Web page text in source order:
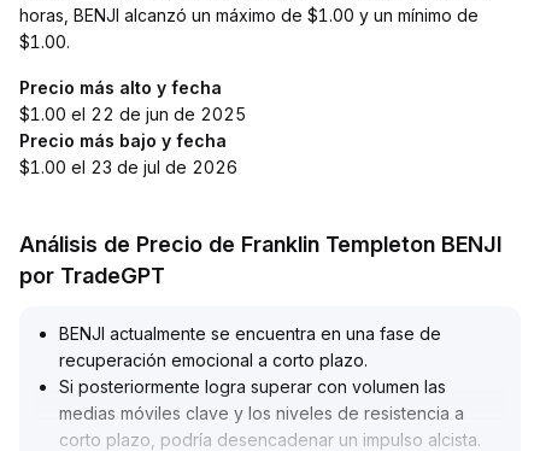
horas, BENJI alcanzó un máximo de $1.00 y un mínimo de
$1.00.
Precio más alto y fecha
$1.00 el 22 de jun de 2025
Precio más bajo y fecha
$1.00 el 23 de jul de 2026
Análisis de Precio de Franklin Templeton BENJI
por TradeGPT
BENJI actualmente se encuentra en una fase de
recuperación emocional a corto plazo.
Si posteriormente logra superar con volumen las
medias móviles clave y los niveles de resistencia a
corto plazo, podría desencadenar un impulso alcista.